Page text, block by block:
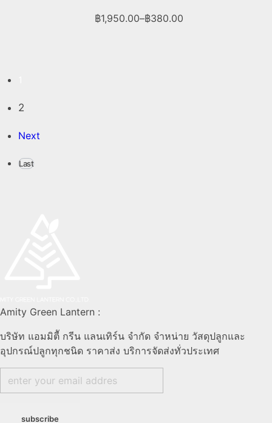
฿380.00
–
฿1,950.00
2
Next
Last
Amity Green Lantern :
บริษัท แอมมิตีั กรีน แลนเทิร์น จำกัด จำหน่าย วัสดุปลูกและ
อุปกรณ์ปลูกทุกชนิด ราคาส่ง บริการจัดส่งทั่วประเทศ